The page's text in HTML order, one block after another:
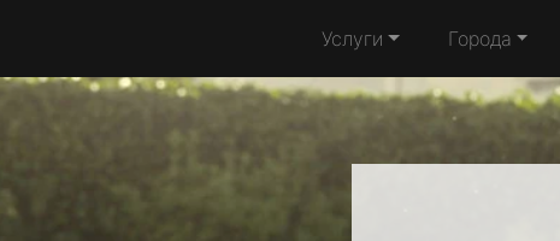
Услуги Города